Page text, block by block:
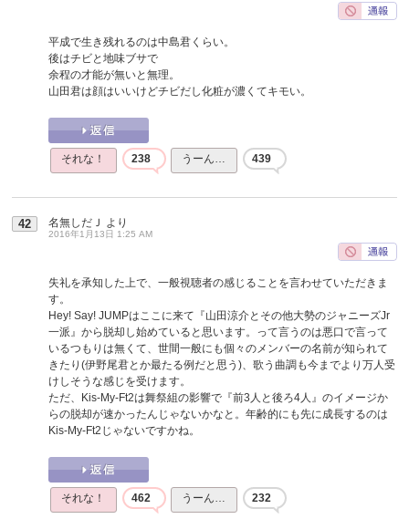
平成で生き残れるのは中島君くらい。
後はチビと地味ブサで
余程の才能が無いと無理。
山田君は顔はいいけどチビだし化粧が濃くてキモい。
それな！ 238 うーん… 439
42 名無しだＪ より
2016年1月13日 1:25 AM
失礼を承知した上で、一般視聴者の感じることを言わせていただきま
す。
Hey! Say! JUMPはここに来て『山田涼介とその他大勢のジャニーズJr
一派』から脱却し始めていると思います。って言うのは悪口で言って
いるつもりは無くて、世間一般にも個々のメンバーの名前が知られて
きたり(伊野尾君とか最たる例だと思う)、歌う曲調も今までより万人受
けしそうな感じを受けます。
ただ、Kis-My-Ft2は舞祭組の影響で『前3人と後ろ4人』のイメージか
らの脱却が速かったんじゃないかなと。年齢的にも先に成長するのは
Kis-My-Ft2じゃないですかね。
それな！ 462 うーん… 232